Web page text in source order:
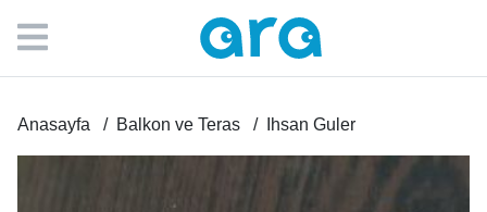
Anasayfa Balkon ve Teras Ihsan Guler